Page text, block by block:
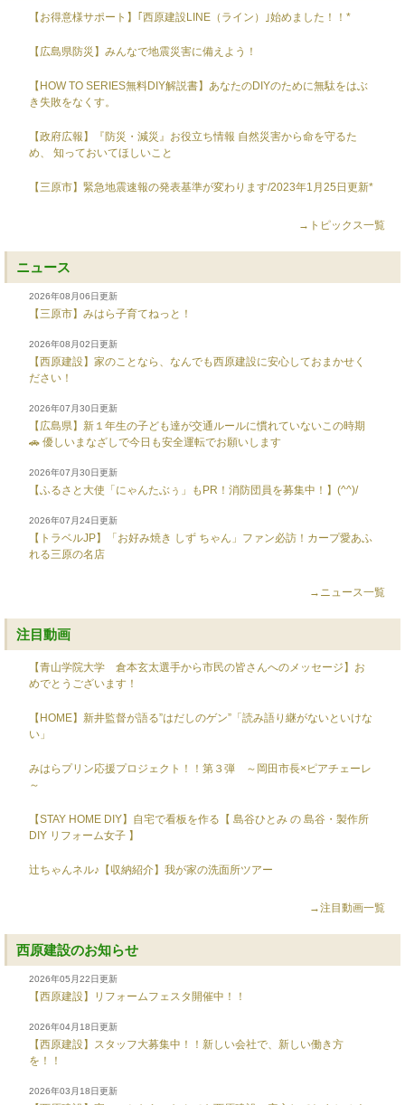
【お得意様サポート】｢西原建設LINE（ライン）｣始めました！！*
【広島県防災】みんなで地震災害に備えよう！
【HOW TO SERIES無料DIY解説書】あなたのDIYのために無駄をはぶ
き失敗をなくす。
【政府広報】『防災・減災』お役立ち情報 自然災害から命を守るた
め、 知っておいてほしいこと
【三原市】緊急地震速報の発表基準が変わります/2023年1月25日更新*
→トピックス一覧
ニュース
2026年08月06日更新
【三原市】みはら子育てねっと！
2026年08月02日更新
【西原建設】家のことなら、なんでも西原建設に安心しておまかせく
ださい！
2026年07月30日更新
【広島県】新１年生の子ども達が交通ルールに慣れていないこの時期
🚗 優しいまなざしで今日も安全運転でお願いします
2026年07月30日更新
【ふるさと大使「にゃんたぶぅ」もPR！消防団員を募集中！】(^^)/
2026年07月24日更新
【トラベルJP】「お好み焼き しず ちゃん」ファン必訪！カープ愛あふ
れる三原の名店
→ニュース一覧
注目動画
【青山学院大学 倉本玄太選手から市民の皆さんへのメッセージ】お
めでとうございます！
【HOME】新井監督が語る”はだしのゲン”「読み語り継がないといけな
い」
みはらプリン応援プロジェクト！！第３弾 ～岡田市長×ピアチェーレ
～
【STAY HOME DIY】自宅で看板を作る【 島谷ひとみ の 島谷・製作所
DIY リフォーム女子 】
辻ちゃんネル♪【収納紹介】我が家の洗面所ツアー
→注目動画一覧
西原建設のお知らせ
2026年05月22日更新
【西原建設】リフォームフェスタ開催中！！
2026年04月18日更新
【西原建設】スタッフ大募集中！！新しい会社で、新しい働き方
を！！
2026年03月18日更新